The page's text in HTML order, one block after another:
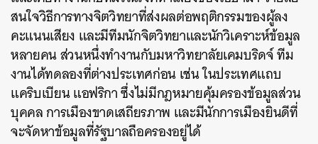
สนใจวิธีการทางจิตวิทยาที่ส่งผลต่อพฤติกรรมของผู้ลง
คะแนนเสียง และมีทีมนักจิตวิทยาและนักวิเคราะห์ข้อมูล
หลายคน ส่วนหนึ่งทำงานกับมหาวิทยาลัยเคมบริดจ์ ทีม
งานได้ทดลองที่ต่างประเทศก่อน เช่น ในประเทศแถบ
แคริบเบียน แอฟริกา ซึ่งไม่มีกฎหมายคุ้มครองข้อมูลส่วน
บุคคล การเมืองขาดเสถียรภาพ และมีนักการเมืองยินดีที่
จะจัดหาข้อมูลที่รัฐบาลถือครองอยู่ได้